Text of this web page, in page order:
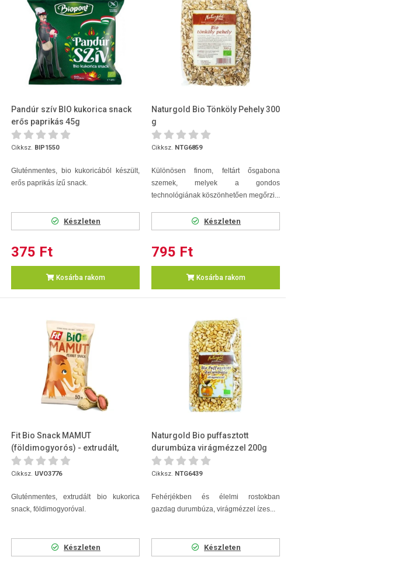
Pandúr szív BIO kukorica snack
erős paprikás 45g
Cikksz. BIP1550
Gluténmentes, bio kukoricából készült,
erős paprikás ízű snack.
Készleten
375 Ft
Kosárba rakom
Naturgold Bio Tönköly Pehely 300
g
Cikksz. NTG6859
Különösen finom, feltárt ősgabona
szemek, melyek a gondos
technológiának köszönhetően megőrzi...
Készleten
795 Ft
Kosárba rakom
Fit Bio Snack MAMUT
(földimogyorós) - extrudált,
gluténmentes 50g
Cikksz. UVO3776
Gluténmentes, extrudált bio kukorica
snack, földimogyoróval.
Készleten
Naturgold Bio puffasztott
durumbúza virágmézzel 200g
Cikksz. NTG6439
Fehérjékben és élelmi rostokban
gazdag durumbúza, virágmézzel ízes...
Készleten